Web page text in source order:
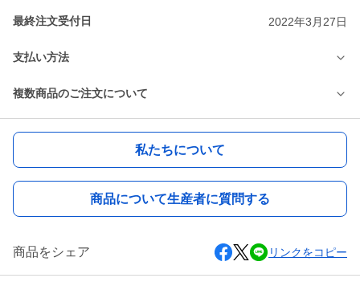
最終注文受付日 2022年3月27日
支払い方法
複数商品のご注文について
私たちについて
商品について生産者に質問する
商品をシェア リンクをコピー